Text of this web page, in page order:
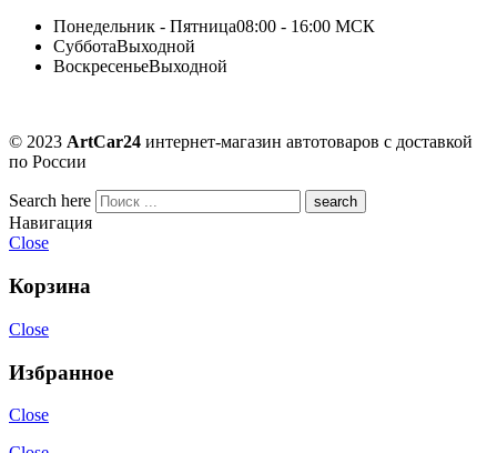
Понедельник - Пятница08:00 - 16:00 МСК
СубботаВыходной
ВоскресеньеВыходной
© 2023 ArtCar24 интернет-магазин автотоваров с доставкой
по России
Search here
Навигация
Close
Корзина
Close
Избранное
Close